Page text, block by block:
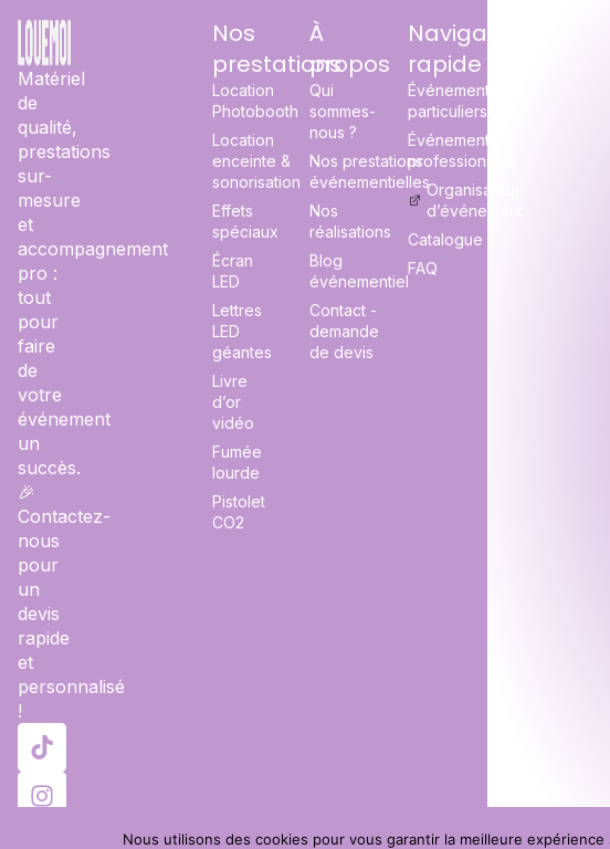
Matériel
de
qualité,
prestations
sur-
mesure
et
accompagnement
pro :
tout
pour
faire
de
votre
événement
un
succès.
🎉
Contactez-
nous
pour
un
devis
rapide
et
personnalisé
!
Nos
prestations
Location
Photobooth
Location
enceinte &
sonorisation
Effets
spéciaux
Écran
LED
Lettres
LED
géantes
Livre
d’or
vidéo
Fumée
lourde
Pistolet
CO2
À
propos
Qui
sommes-
nous ?
Nos prestations
événementielles
Nos
réalisations
Blog
événementiel
Contact -
demande
de devis
Navigation
rapide
Événements
particuliers
Événements
professionnels
Organisateur
d’événement
Catalogue
FAQ
Nous utilisons des cookies pour vous garantir la meilleure